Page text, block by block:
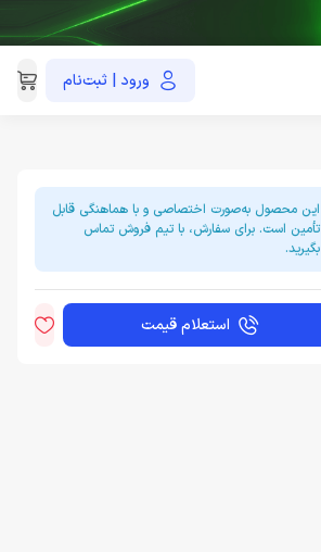
ورود | ثبت‌نام021-91035390
این محصول به‌صورت اختصاصی و با هماهنگی قابل
تأمین است. برای سفارش، با تیم فروش تماس
بگیرید.
استعلام قیمت